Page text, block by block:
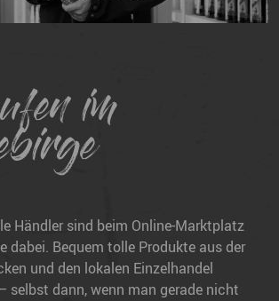
im
Händler sind beim Online-Marktplatz
dabei. Bequem tolle Produkte aus der
und den lokalen Einzelhandel
selbst dann, wenn man gerade nicht